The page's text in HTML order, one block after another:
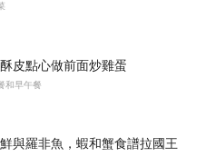
皮點心做前面炒雞蛋
和早午餐
與羅非魚，蝦和蟹食譜拉國王